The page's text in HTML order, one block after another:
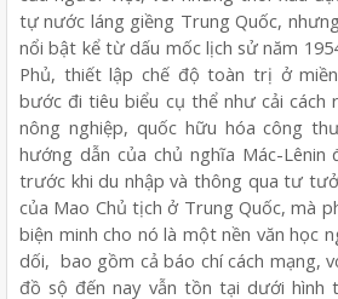
tự nước láng giềng Trung Quốc,
nổi bật kể từ dấu mốc lịch sử năm
Phủ, thiết lập chế độ toàn trị ở
bước đi tiêu biểu cụ thể như cải cách
nông nghiệp, quốc hữu hóa công
hướng dẫn của chủ nghĩa Mác-Lênin
trước khi du nhập và thông qua tư
của Mao Chủ tịch ở Trung Quốc, mà
biện minh cho nó là một nền văn học
dối, bao gồm cả báo chí cách mạng,
đồ sộ đến nay vẫn tồn tại dưới hình